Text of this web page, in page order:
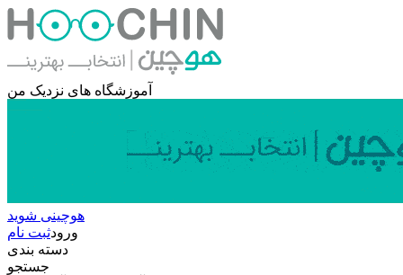
آموزشگاه های نزدیک من
هوچینی شوید
ورودثبت نام
دسته بندی
جستجو